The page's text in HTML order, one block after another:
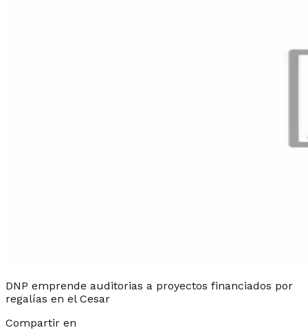
DNP emprende auditorias a proyectos financiados por
regalías en el Cesar
Compartir en